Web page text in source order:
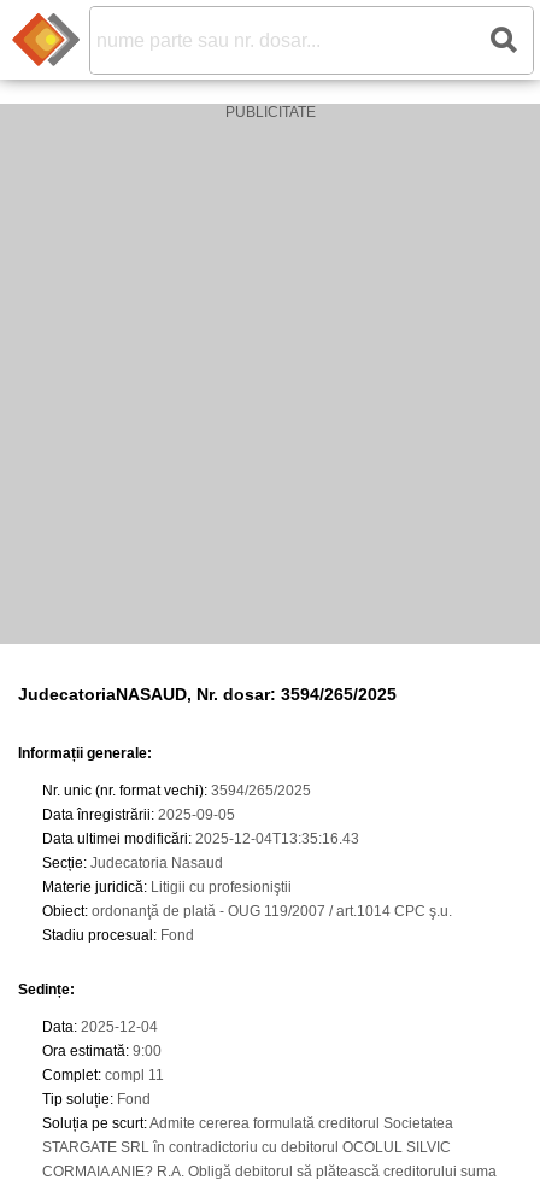
JudecatoriaNASAUD, Nr. dosar: 3594/265/2025
Informații generale:
Nr. unic (nr. format vechi): 3594/265/2025
Data înregistrării: 2025-09-05
Data ultimei modificări: 2025-12-04T13:35:16.43
Secție: Judecatoria Nasaud
Materie juridică: Litigii cu profesioniştii
Obiect: ordonanţă de plată - OUG 119/2007 / art.1014 CPC ş.u.
Stadiu procesual : Fond
Sedințe:
Data: 2025-12-04
Ora estimată: 9:00
Complet: compl 11
Tip soluție: Fond
Soluția pe scurt:Admite cererea formulată creditorul Societatea
STARGATE SRL în contradictoriu cu debitorul OCOLUL SILVIC
CORMAIA ANIE? R.A. Obligă debitorul să plătească creditorului suma